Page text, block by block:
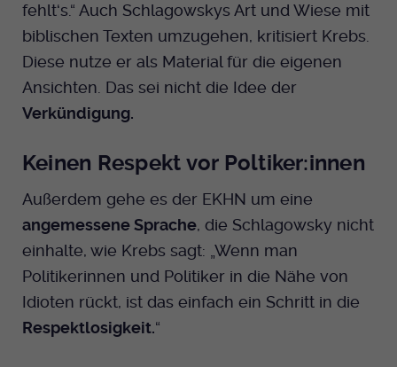
fehlt‘s.“ Auch Schlagowskys Art und Wiese mit
biblischen Texten umzugehen, kritisiert Krebs.
Diese nutze er als Material für die eigenen
Ansichten. Das sei nicht die Idee der
Verkündigung.
Keinen Respekt vor Poltiker:innen
Außerdem gehe es der EKHN um eine
angemessene Sprache, die Schlagowsky nicht
einhalte, wie Krebs sagt: „Wenn man
Politikerinnen und Politiker in die Nähe von
Idioten rückt, ist das einfach ein Schritt in die
Respektlosigkeit.“